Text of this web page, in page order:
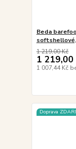
Beda
softshellové,
1 219,00 Kč
1 219,00
1 007,44 Kč
Doprava